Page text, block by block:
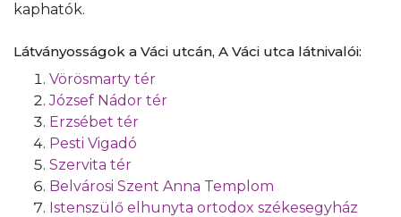
kaphatók.
Látványosságok a Váci utcán, A Váci utca látnivalói:
Vörösmarty tér
József Nádor tér
Erzsébet tér
Pesti Vigadó
Szervita tér
Belvárosi Szent Anna Templom
Istenszülő elhunyta ortodox székesegyház